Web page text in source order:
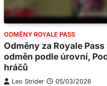
ODMĚNY ROYALE PASS
Odměny za Royale
odměn podle úrovní,
hráčů
Leo Strider 05/03/2026